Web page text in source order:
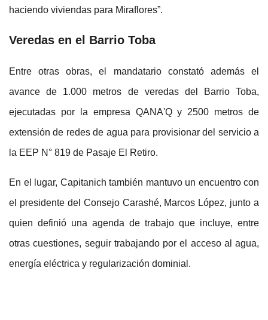
haciendo viviendas para Miraflores”.
Veredas en el Barrio Toba
Entre otras obras, el mandatario constató además el
avance de 1.000 metros de veredas del Barrio Toba,
ejecutadas por la empresa QANA'Q y 2500 metros de
extensión de redes de agua para provisionar del servicio a
la EEP N° 819 de Pasaje El Retiro.
En el lugar, Capitanich también mantuvo un encuentro con
el presidente del Consejo Carashé, Marcos López, junto a
quien definió una agenda de trabajo que incluye, entre
otras cuestiones, seguir trabajando por el acceso al agua,
energía eléctrica y regularización dominial.